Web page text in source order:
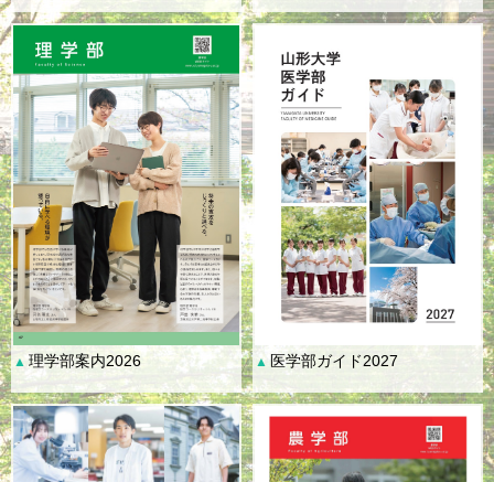
▲理学部案内2026 ▲ 医学部ガイド2027